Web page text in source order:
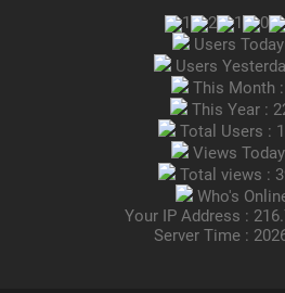
Users
Users
This Month
This Year :
Total Users :
Views
Total views :
Who's
Your IP Address :
Server Time :